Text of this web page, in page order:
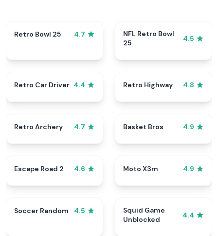
Retro Bowl 25 4.7
NFL Retro Bowl
25
4.5
Retro Car Driver 4.4 Retro Highway 4.8
Retro Archery 4.7 Basket Bros 4.9
Escape Road 2 4.6 Moto X3m 4.9
Soccer Random 4.5
Squid Game
Unblocked
4.4